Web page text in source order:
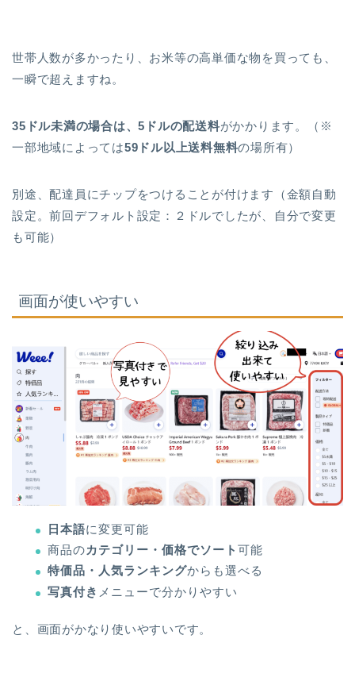
世帯人数が多かったり、お米等の高単価な物を買っても、
一瞬で超えますね。
35ドル未満の場合は、5ドルの配送料がかかります。（※
一部地域によっては59ドル以上送料無料の場所有）
別途、配達員にチップをつけることが付けます（金額自動
設定。前回デフォルト設定：２ドルでしたが、自分で変更
も可能）
画面が使いやすい
日本語に変更可能
商品のカテゴリー・価格でソート 可能
特価品・人気ランキングからも選べる
写真付き メニューで分かりやすい
と、画面がかなり使いやすいです。